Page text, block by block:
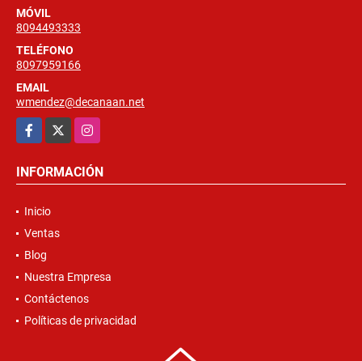
MÓVIL
8094493333
TELÉFONO
8097959166
EMAIL
wmendez@decanaan.net
Facebook
Instagram
INFORMACIÓN
Inicio
Ventas
Blog
Nuestra Empresa
Contáctenos
Políticas de privacidad